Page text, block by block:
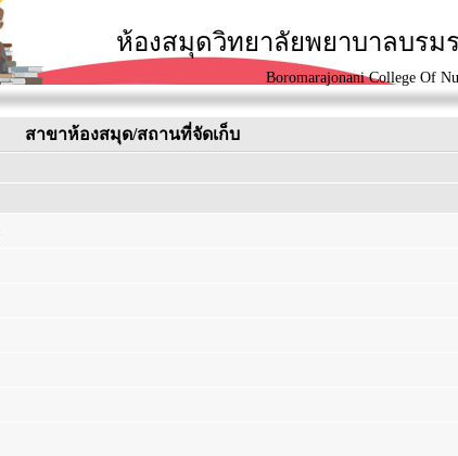
ห้องสมุดวิทยาลัยพยาบาลบรม
Boromarajonani College Of
สาขาห้องสมุด/สถานที่จัดเก็บ